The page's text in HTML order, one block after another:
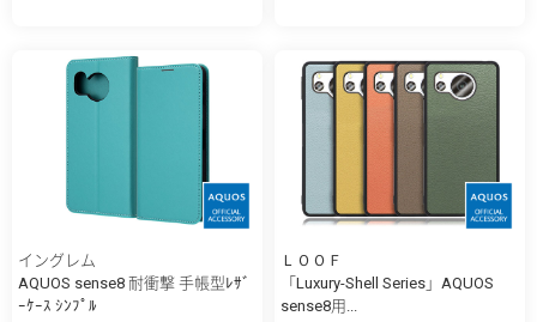
イングレム
AQUOS sense8 耐衝撃 手帳型ﾚｻﾞ
ｰｹｰｽ ｼﾝﾌﾟﾙ
ＬＯＯＦ
「Luxury-Shell Series」AQUOS
sense8用...